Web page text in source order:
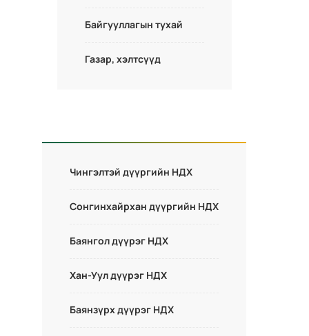
Байгууллагын тухай
Газар, хэлтсүүд
Чингэлтэй дүүргийн НДХ
Сонгинхайрхан дүүргийн НДХ
Баянгол дүүрэг НДХ
Хан-Уул дүүрэг НДХ
Баянзүрх дүүрэг НДХ